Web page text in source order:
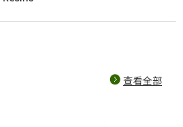
查看全部